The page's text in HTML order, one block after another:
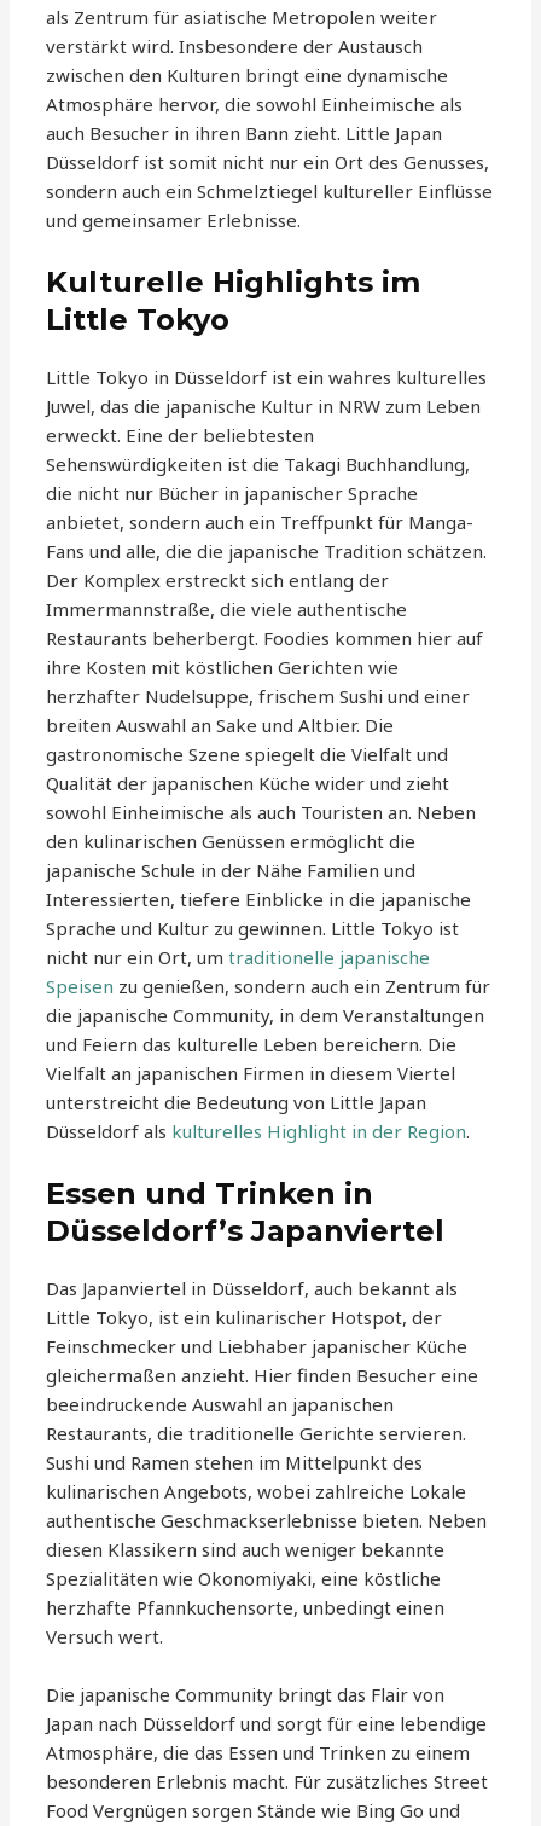
als Zentrum für asiatische Metropolen weiter
verstärkt wird. Insbesondere der Austausch
zwischen den Kulturen bringt eine dynamische
Atmosphäre hervor, die sowohl Einheimische als
auch Besucher in ihren Bann zieht. Little Japan
Düsseldorf ist somit nicht nur ein Ort des Genusses,
sondern auch ein Schmelztiegel kultureller Einflüsse
und gemeinsamer Erlebnisse.
Kulturelle Highlights im
Little Tokyo
Little Tokyo in Düsseldorf ist ein wahres kulturelles
Juwel, das die japanische Kultur in NRW zum Leben
erweckt. Eine der beliebtesten
Sehenswürdigkeiten ist die Takagi Buchhandlung,
die nicht nur Bücher in japanischer Sprache
anbietet, sondern auch ein Treffpunkt für Manga-
Fans und alle, die die japanische Tradition schätzen.
Der Komplex erstreckt sich entlang der
Immermannstraße, die viele authentische
Restaurants beherbergt. Foodies kommen hier auf
ihre Kosten mit köstlichen Gerichten wie
herzhafter Nudelsuppe, frischem Sushi und einer
breiten Auswahl an Sake und Altbier. Die
gastronomische Szene spiegelt die Vielfalt und
Qualität der japanischen Küche wider und zieht
sowohl Einheimische als auch Touristen an. Neben
den kulinarischen Genüssen ermöglicht die
japanische Schule in der Nähe Familien und
Interessierten, tiefere Einblicke in die japanische
Sprache und Kultur zu gewinnen. Little Tokyo ist
nicht nur ein Ort, umtraditionelle japanische
Speisen zu genießen, sondern auch ein Zentrum für
die japanische Community, in dem Veranstaltungen
und Feiern das kulturelle Leben bereichern. Die
Vielfalt an japanischen Firmen in diesem Viertel
unterstreicht die Bedeutung von Little Japan
Düsseldorf als kulturelles Highlight in der Region.
Essen und Trinken in
Düsseldorf’s Japanviertel
Das Japanviertel in Düsseldorf, auch bekannt als
Little Tokyo, ist ein kulinarischer Hotspot, der
Feinschmecker und Liebhaber japanischer Küche
gleichermaßen anzieht. Hier finden Besucher eine
beeindruckende Auswahl an japanischen
Restaurants, die traditionelle Gerichte servieren.
Sushi und Ramen stehen im Mittelpunkt des
kulinarischen Angebots, wobei zahlreiche Lokale
authentische Geschmackserlebnisse bieten. Neben
diesen Klassikern sind auch weniger bekannte
Spezialitäten wie Okonomiyaki, eine köstliche
herzhafte Pfannkuchensorte, unbedingt einen
Versuch wert.
Die japanische Community bringt das Flair von
Japan nach Düsseldorf und sorgt für eine lebendige
Atmosphäre, die das Essen und Trinken zu einem
besonderen Erlebnis macht. Für zusätzliches Street
Food Vergnügen sorgen Stände wie Bing Go und